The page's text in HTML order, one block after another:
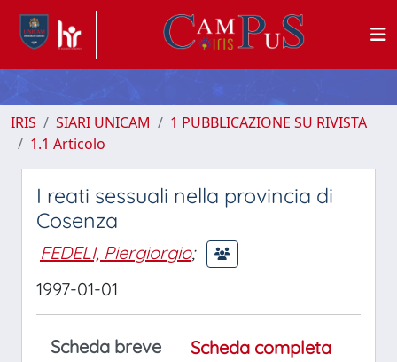
IRIS SIARI UNICAM
1 PUBBLICAZIONE SU RIVISTA
1.1 Articolo
I reati sessuali nella provincia di
Cosenza
FEDELI, Piergiorgio;
1997-01-01
Scheda breve
Scheda completa